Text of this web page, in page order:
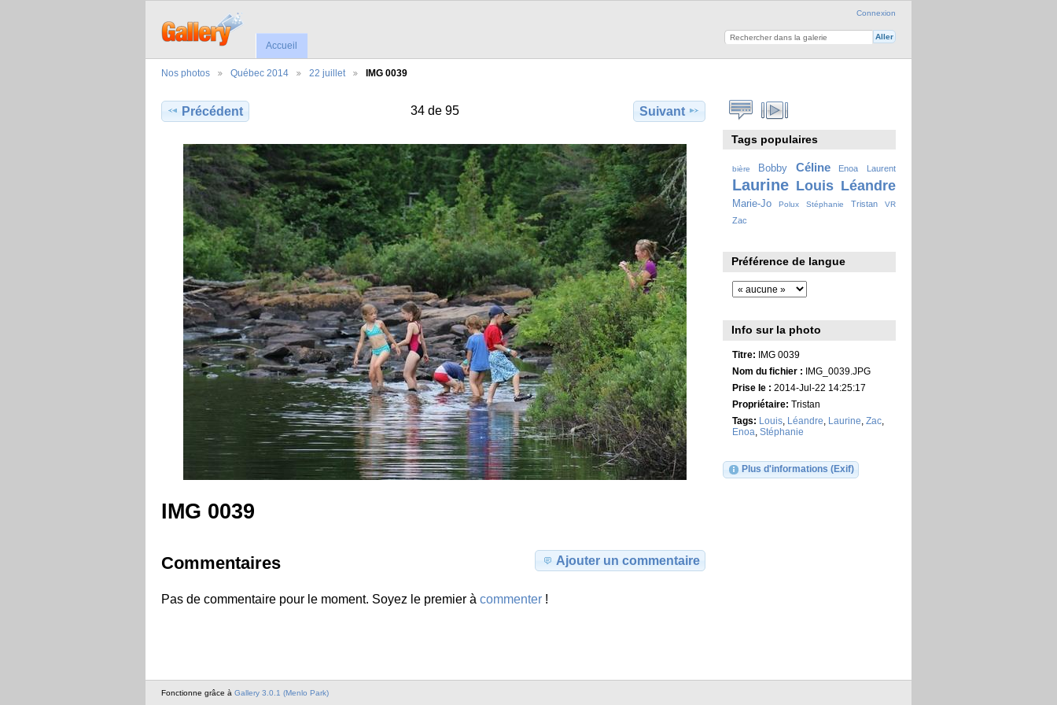
Connexion
Accueil
Nos photos Québec 2014 22 juillet IMG 0039
Précédent 34 de 95 Suivant
IMG 0039
Commentaires Ajouter un commentaire
Pas de commentaire pour le moment. Soyez le premier à commenter !
Tags populaires
bière Bobby Céline Enoa Laurent
Laurine Louis Léandre
Marie-Jo Polux Stéphanie Tristan VR
Zac
Préférence de langue
Info sur la photo
Titre: IMG 0039
Nom du fichier : IMG_0039.JPG
Prise le : 2014-Jul-22 14:25:17
Propriétaire: Tristan
Tags:
Louis, Léandre Laurine Zac,
Enoa Stéphanie
Plus d'informations (Exif)
Fonctionne grâce à Gallery 3.0.1 (Menlo Park)